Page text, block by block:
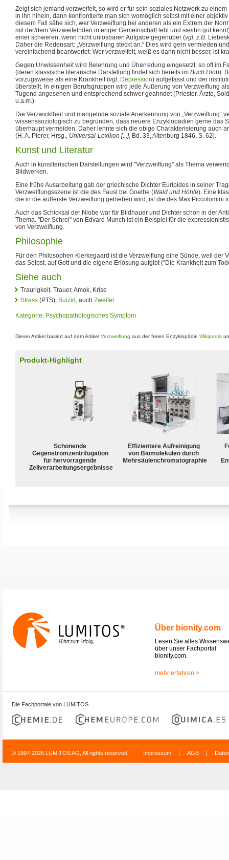
Zeigt sich jemand verzweifelt, so wird er für sein soziales Netzwerk zu
in ihn hinein, dann konfrontierte man sich womöglich selbst mit einer
diesem Fall sähe sich, wer Verzweiflung bei anderen als ein Extrem der
mit der/dem Verzweifelnden in enger Gemeinschaft lebt und sie/ihn gut
einer schweren, wenn nicht unlösbaren Aufgabe gegenüber (vgl. z.B.
Daher die Redensart: „Verzweiflung steckt an.“ Dies wird gern vermieden
vereinfachend beantwortet: Wer verzweifelt, weiß es dann nicht besser, ist
Gegen Unwissenheit wird Belehrung und Überredung eingesetzt, so oft im
(deren klassische literarische Darstellung findet sich bereits im Buch Hiob).
vorzugsweise als eine Krankheit (vgl. Depression) aufgefasst und der
überstellt. In einigen Berufsgruppen wird jede Äußerung von Verzweiflung
Tugend angesehen und entsprechend schwer geahndet (Priester, Ärzte,
u.a.m.).
Die Verzwicktheit und mangelnde soziale Anerkennung von „Verzweiflung“
wissenssoziologisch zu begründen, dass neuere Enzyklopädien gerne das
überhaupt vermeiden. Daher lehnte sich die obige Charakterisierung auch
(H. A. Pierer, Hrsg., Universal-Lexikon [...], Bd. 33, Altenburg 1846, S. 62).
Kunst und Literatur
Auch in künstlerischen Darstellungen wird "Verzweiflung" als Thema
Bildwerken.
Eine frühe Ausarbeitung gab der griechische Dichter Euripides in seiner
Verzweiflungsszene ist die des Faust bei Goethe (Wald und Höhle). Eine
die in die äußerste Verzweiflung getrieben wird, ist die des Max Piccolomini
Auch das Schicksal der Niobe war für Bildhauer und Dichter schon in der
Thema. "Der Schrei" von Edvard Munch ist ein Beispiel für die
von Verzweiflung.
Philosophie
Für den Philosophen Kierkegaard ist die Verzweiflung eine Sünde, weil der
das Selbst, auf Gott und die eigene Erlösung aufgibt ("Die Krankheit zum
Siehe auch
Traurigkeit, Trauer, Amok, Krise
Stress (PTS), Suizid , auch Zweifel
Kategorie: Psychopathologisches Symptom
Dieser Artikel basiert auf dem Artikel Verzweiflung aus der freien Enzyklopädie Wikipedia
Produkt-Highlight
Schonende
Gegenstromzentrifugation
für hervorragende
Zellverarbeitungsergebnisse
Effizientere Aufreinigung
von Biomolekülen durch
Mehrsäulenchromatographie
Über bionity.com
Lesen Sie alles
über unser Fachportal
bionity.com.
mehr erfahren >
Die Fachportale von LUMITOS
© 1997-2026 LUMITOS AG, All rights reserved Impressum | AGB |